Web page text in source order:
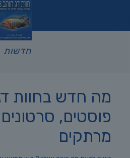
חדשות
מה חדש בחוות
פוסטים, סרטונים
מרתקים